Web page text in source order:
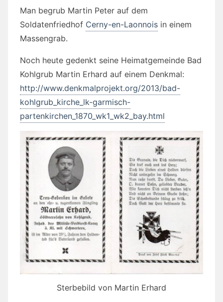
Man begrub Martin Peter auf dem
Soldatenfriedhof Cerny-en-Laonnois in einem
Massengrab.
Noch heute gedenkt seine Heimatgemeinde Bad
Kohlgrub Martin Erhard auf einem Denkmal:
http://www.denkmalprojekt.org/2013/bad-
kohlgrub_kirche_lk-garmisch-
partenkirchen_1870_wk1_wk2_bay.html
Sterbebild von Martin Erhard